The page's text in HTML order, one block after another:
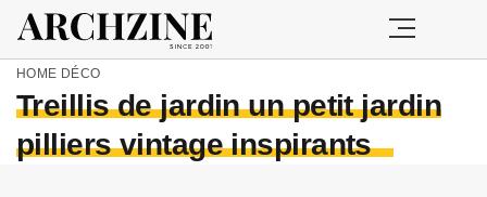
HOME DÉCO
Treillis de jardin un petit jardin
pilliers vintage inspirants